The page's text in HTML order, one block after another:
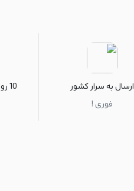
ارسال به سرار کشور
فوری !
10 روز ضمانت بازگشت کالا